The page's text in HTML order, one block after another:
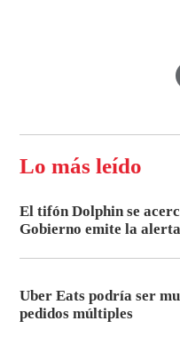
Lo más leído
El tifón Dolphin se
Gobierno emite la
Uber Eats podría ser
pedidos múltiples